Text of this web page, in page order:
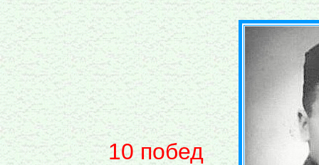
10 побед